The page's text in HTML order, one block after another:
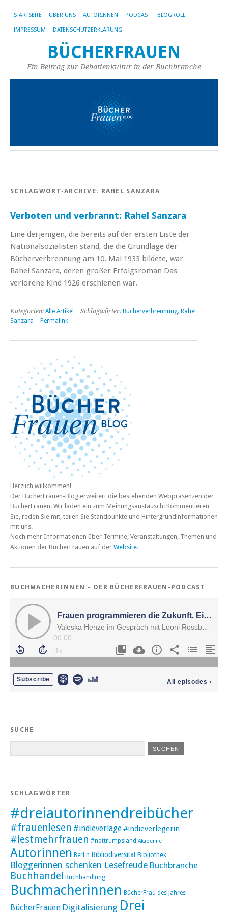
STARTSEITE ÜBER UNS AUTORINNEN PODCAST BLOGROLL
IMPRESSUM DATENSCHUTZERKLÄRUNG
BÜCHERFRAUEN
Ein Beitrag zur Debattenkultur in der Buchbranche
SCHLAGWORT-ARCHIVE: RAHEL SANZARA
Verboten und verbrannt: Rahel Sanzara
Eine derjenigen, die bereits auf der ersten Liste der
Nationalsozialisten stand, die die Grundlage der
Bücherverbrennung am 10. Mai 1933 bildete, war
Rahel Sanzara, deren großer Erfolgsroman Das
verlorene Kind 1926 erschienen war.
Kategorien: Alle Artikel | Schlagwörter: Bücherverbrennung, Rahel
Sanzara
Permalink
Herzlich willkommen!
Der BücherFrauen-Blog erweitert die bestehenden Webpräsenzen der
BücherFrauen. Wir laden ein zum Meinungsaustausch: Kommentieren
Sie, reden Sie mit, teilen Sie Standpunkte und Hintergrundinformationen
mit uns.
Noch mehr Informationen über Termine, Veranstaltungen, Themen und
Aktionen der BücherFrauen auf der Website.
BUCHMACHERINNEN – DER BÜCHERFRAUEN-PODCAST
SUCHE
SCHLAGWÖRTER
#dreiautorinnendreibücher
#frauenlesen #indieverlage#indieverlegerin
#lestmehrfrauen #nottrumpsland Akademie
Autorinnen Berlin Bibliodiversität Bibliothek
Bloggerinnen schenken Lesefreude Buchbranche
Buchhandel Buchhandlung
Buchmacherinnen BücherFrau des Jahres
BücherFrauen Digitalisierung Drei